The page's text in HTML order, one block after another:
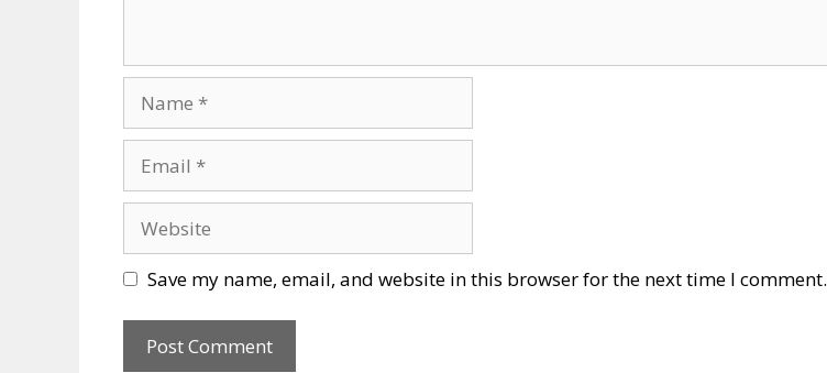
Save my name, email, and website in this browser for the next time I comment.